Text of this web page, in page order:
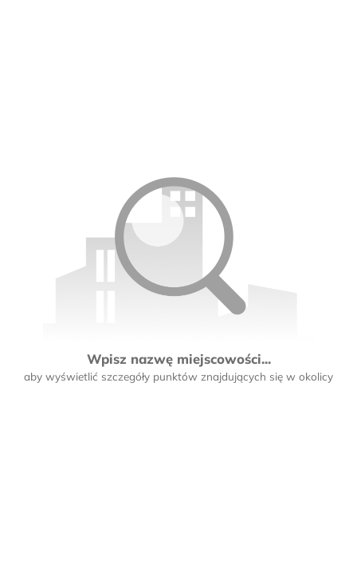
Wpisz nazwę miejscowości...
aby wyświetlić szczegóły punktów znajdujących się w okolicy